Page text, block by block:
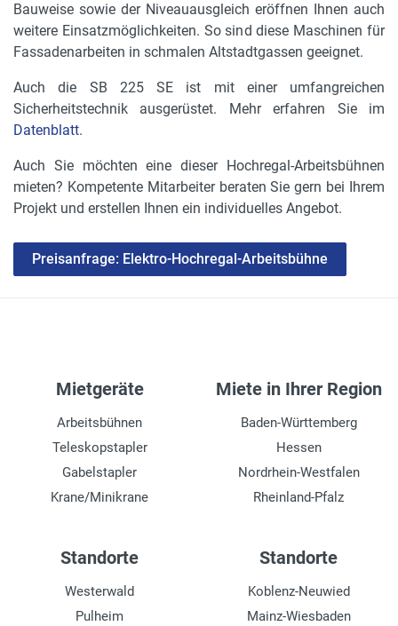
Fahrgeschwindigkeit max.
1 km/h
verkranbar
ja
3.89 m
bis welcher Höhe verfahrbar
Motorleistung in kW
Plattformgröße
Bauweise sowie der Niveauausgleich eröffnen Ihnen auch
weitere Einsatzmöglichkeiten. So sind diese Maschinen für
Fassadenarbeiten in schmalen Altstadtgassen geeignet.
Auch die SB 225 SE ist mit einer umfangreichen
Sicherheitstechnik ausgerüstet. Mehr erfahren Sie im
Datenblatt.
Auch Sie möchten eine dieser Hochregal-Arbeitsbühnen
mieten? Kompetente Mitarbeiter beraten Sie gern bei Ihrem
Projekt und erstellen Ihnen ein individuelles Angebot.
Preisanfrage: Elektro-Hochregal-Arbeitsbühne
Mietgeräte
Arbeitsbühnen
Teleskopstapler
Gabelstapler
Krane/Minikrane
Miete in Ihrer Region
Baden-Württemberg
Hessen
Nordrhein-Westfalen
Rheinland-Pfalz
Standorte
Westerwald
Pulheim
Standorte
Koblenz-Neuwied
Mainz-Wiesbaden